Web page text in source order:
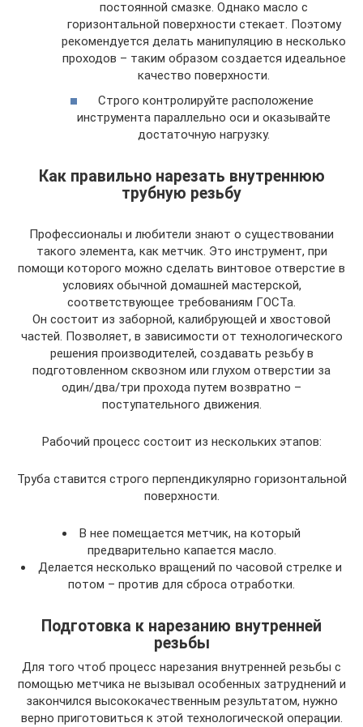
постоянной смазке. Однако масло с
горизонтальной поверхности стекает. Поэтому
рекомендуется делать манипуляцию в несколько
проходов – таким образом создается идеальное
качество поверхности.
Строго контролируйте расположение
инструмента параллельно оси и оказывайте
достаточную нагрузку.
Как правильно нарезать внутреннюю
трубную резьбу
Профессионалы и любители знают о существовании
такого элемента, как метчик. Это инструмент, при
помощи которого можно сделать винтовое отверстие в
условиях обычной домашней мастерской,
соответствующее требованиям ГОСТа.
Он состоит из заборной, калибрующей и хвостовой
частей. Позволяет, в зависимости от технологического
решения производителей, создавать резьбу в
подготовленном сквозном или глухом отверстии за
один/два/три прохода путем возвратно –
поступательного движения.
Рабочий процесс состоит из нескольких этапов:
Труба ставится строго перпендикулярно горизонтальной
поверхности.
В нее помещается метчик, на который
предварительно капается масло.
Делается несколько вращений по часовой стрелке и
потом – против для сброса отработки.
Подготовка к нарезанию внутренней
резьбы
Для того чтоб процесс нарезания внутренней резьбы с
помощью метчика не вызывал особенных затруднений и
закончился высококачественным результатом, нужно
верно приготовиться к этой технологической операции.